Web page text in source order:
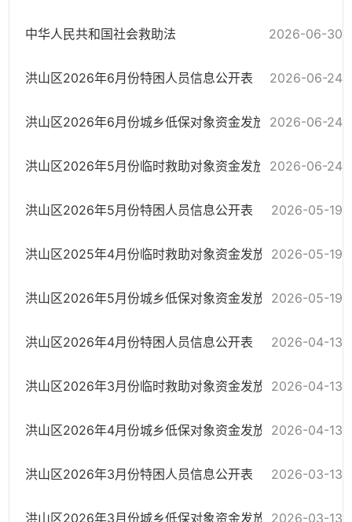
中华人民共和国社会救助法 2026-06-30
洪山区2026年6月份特困人员信息公开表 2026-06-24
洪山区2026年6月份城乡低保对象资金发放政务公开汇总表
2026-06-24
洪山区2026年5月份临时救助对象资金发放政务公开汇总表
2026-06-24
洪山区2026年5月份特困人员信息公开表 2026-05-19
洪山区2025年4月份临时救助对象资金发放政务公开汇总表
2026-05-19
洪山区2026年5月份城乡低保对象资金发放政务公开汇总表
2026-05-19
洪山区2026年4月份特困人员信息公开表 2026-04-13
洪山区2026年3月份临时救助对象资金发放政务公开汇总表
2026-04-13
洪山区2026年4月份城乡低保对象资金发放政务公开汇总表
2026-04-13
洪山区2026年3月份特困人员信息公开表 2026-03-13
洪山区2026年3月份城乡低保对象资金发放政务公开汇总表
2026-03-13